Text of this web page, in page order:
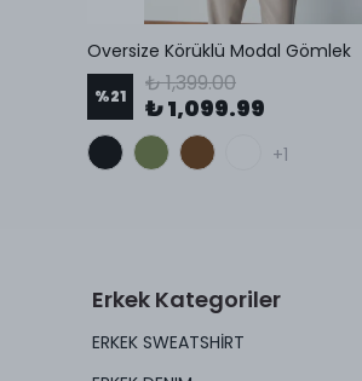
Oversize Körüklü Modal Gömlek
%21 ₺ 1,399.00
₺ 1,099.99
+1
Erkek Kategoriler
ERKEK SWEATSHİRT